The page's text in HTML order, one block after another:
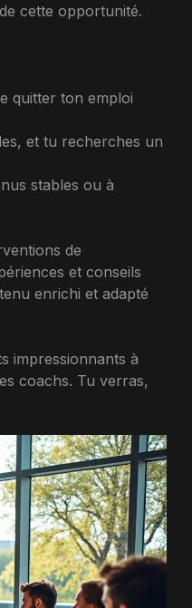
cette opportunité.
quitter ton emploi
et tu recherches un
stables ou à
de
et conseils
enrichi et adapté
impressionnants à
coachs. Tu verras,